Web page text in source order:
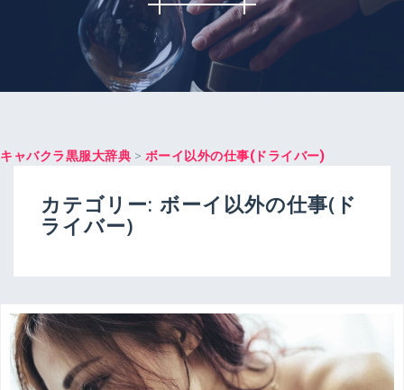
キャバクラ黒服大辞典 > ボーイ以外の仕事(ドライバー)
カテゴリー: ボーイ以外の仕事(ド
ライバー)